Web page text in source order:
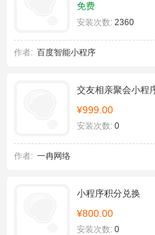
免费
安装次数: 2360
作者: 百度智能小程序
交友相亲聚会小程
¥999.00
安装次数: 0
作者: 一冉网络
小程序积分兑换
¥800.00
安装次数: 0